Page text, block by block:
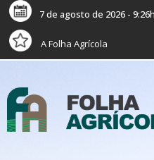
7 de agosto de 2026 - 9:26h
A Folha Agrícola